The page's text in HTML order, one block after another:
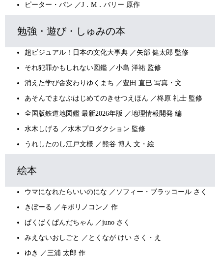
ピーター・パン ／J．M．バリー 原作
勉強・遊び・しゅみの本
超ビジュアル！日本の文化大事典 ／矢部 健太郎 監修
それ犯罪かもしれない図鑑 ／小島 洋祐 監修
消えた学び舎変わりゆくまち ／豊田 直巳 写真・文
あそんでまなぶはじめてのきせつえほん ／柊原 礼士 監修
全国版鉄道地図鑑 最新2026年版 ／地理情報開発 編
水木しげる ／水木プロダクション 監修
うれしたのし江戸文様 ／熊谷 博人 文・絵
絵本
ウマになれたらいいのにな ／ソフィー・ブラッコール さく
きぼーる ／キボリノコンノ 作
ぱくぱくぱんだちゃん ／juno さく
みえないおしごと ／とくなが けい さく・え
ゆき ／三浦 太郎 作